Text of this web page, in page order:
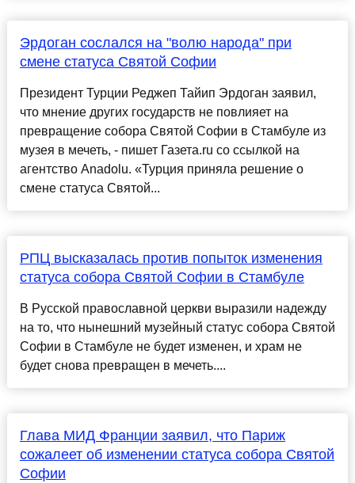
Эрдоган сослался на "волю народа" при
смене статуса Святой Софии
Президент Турции Реджеп Тайип Эрдоган заявил,
что мнение других государств не повлияет на
превращение собора Святой Софии в Стамбуле из
музея в мечеть, - пишет Газета.ru со ссылкой на
агентство Anadolu. «Турция приняла решение о
смене статуса Святой...
РПЦ высказалась против попыток изменения
статуса собора Святой Софии в Стамбуле
В Русской православной церкви выразили надежду
на то, что нынешний музейный статус собора Святой
Софии в Стамбуле не будет изменен, и храм не
будет снова превращен в мечеть....
Глава МИД Франции заявил, что Париж
сожалеет об изменении статуса собора Святой
Софии